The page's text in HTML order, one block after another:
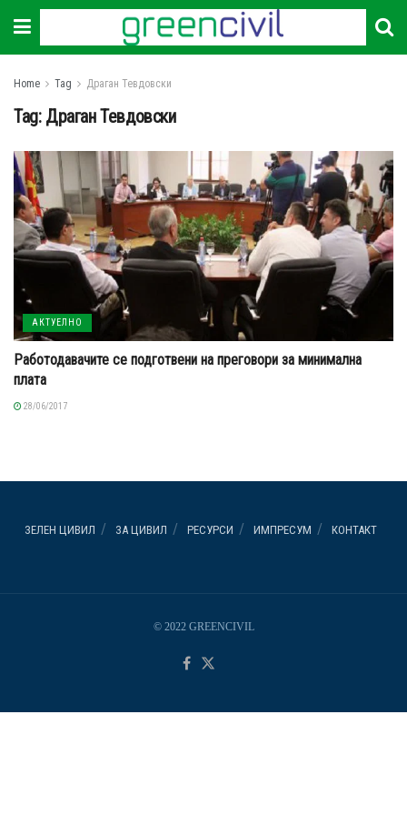
Home Tag Драган Тевдовски
Tag: Драган Тевдовски
АКТУЕЛНО
Работодавачите се подготвени на прегoвори за минимална
плата
28/06/2017
ЗЕЛЕН ЦИВИЛ ЗА ЦИВИЛ РЕСУРСИ ИМПРЕСУМ КОНТАКТ
© 2022 GREENCIVIL